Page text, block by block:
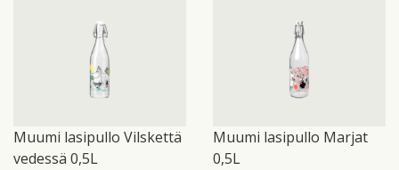
Muumi lasipullo Vilskettä
vedessä 0,5L
Muumi lasipullo Marjat
0,5L